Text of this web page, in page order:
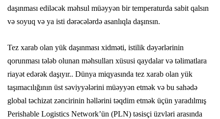
daşınması ediləcək məhsul müəyyən bir temperaturda sabit qalsın
və soyuq və ya isti dərəcələrdə asanlıqla daşınsın.
Tez xarab olan yük daşınması xidməti, istilik dəyərlərinin
qorunması tələb olunan məhsulları xüsusi qaydalar və təlimatlara
riayət edərək daşıyır.. Dünya miqyasında tez xarab olan yük
taşımacılığının üst səviyyələrini müəyyən etmək və bu sahədə
global təchizat zəncirinin həllərini təqdim etmək üçün yaradılmış
Perishable Logistics Network’ün (PLN) təsisçi üzvləri arasında